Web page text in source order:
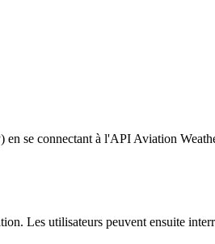
se connectant à l'API Aviation
Les utilisateurs peuvent ensuite